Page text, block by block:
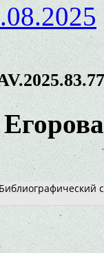
Библиографический